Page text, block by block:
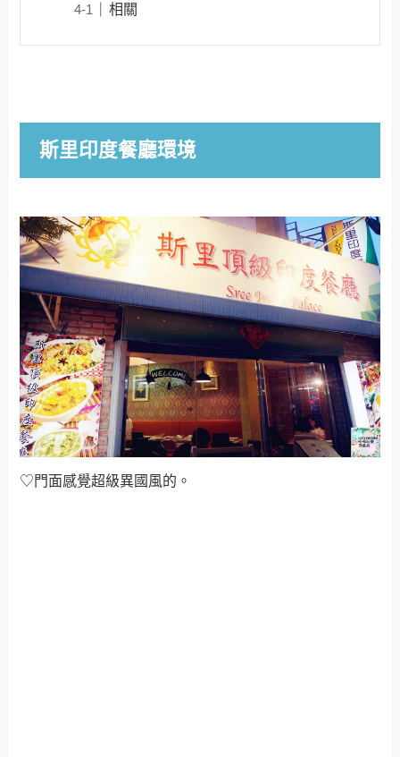
相關
斯里印度餐廳環境
♡門面感覺超級異國風的。